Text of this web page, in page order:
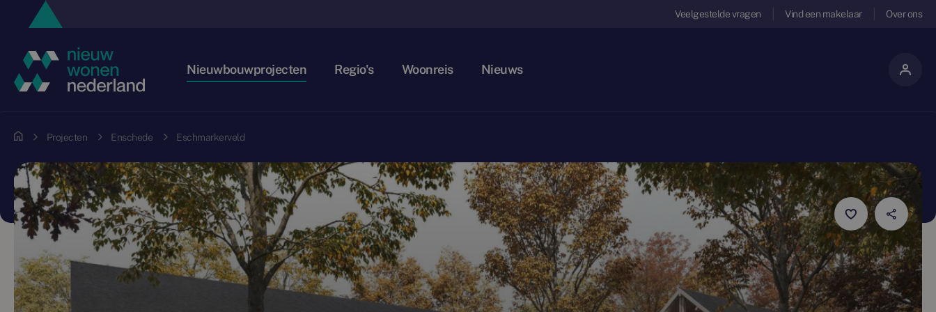
Veelgestelde vragen Vind een makelaar Over ons
Nieuwbouwprojecten Regio's Woonreis Nieuws
Projecten Enschede Eschmarkerveld